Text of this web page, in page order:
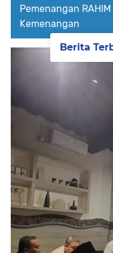
Pemenangan
Kemenangan
Berita